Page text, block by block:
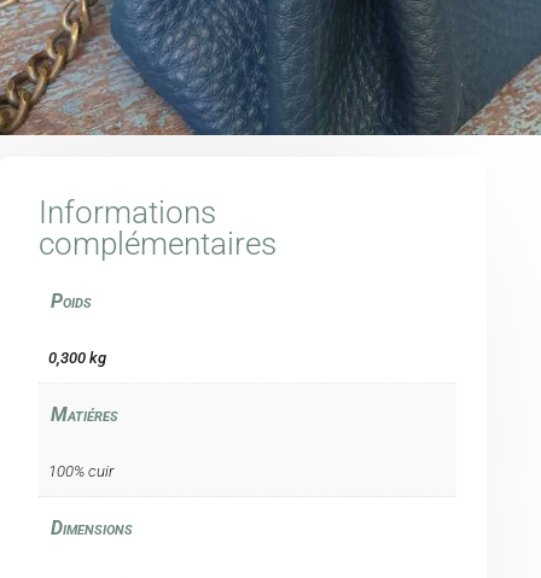
Informations
complémentaires
Poids
0,300 kg
Matiéres
100% cuir
Dimensions